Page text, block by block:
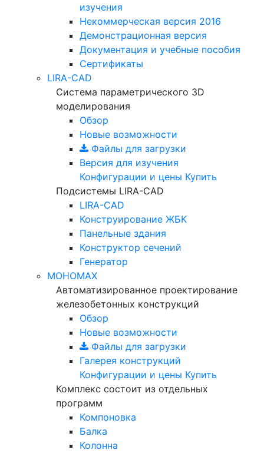
изучения
Некоммерческая версия 2016
Демонстрационная версия
Документация и учебные пособия
Сертификаты
LIRA-CAD
Система параметрического 3D
моделирования
Обзор
Новые возможности
Файлы для загрузки
Версия для изучения
Конфигурации и цены Купить
Подсистемы LIRA-CAD
LIRA-CAD
Конструирование ЖБК
Панельные здания
Конструктор сечений
Генератор
МОНОМАХ
Автоматизированное проектирование
железобетонных конструкций
Обзор
Новые возможности
Файлы для загрузки
Галерея конструкций
Конфигурации и цены Купить
Комплекс состоит из отдельных
программ
Компоновка
Балка
Колонна